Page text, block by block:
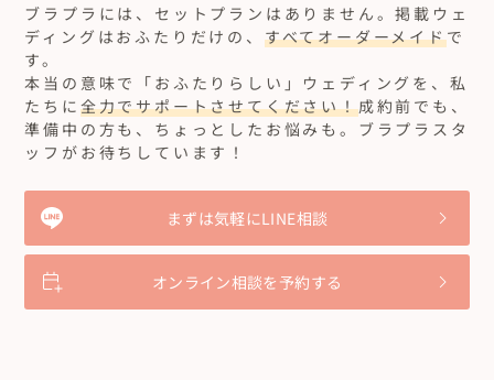
ブラプラには、セットプランはありません。掲載ウェ
ディングはおふたりだけの、 すべてオーダーメイドで
す。
本当の意味で「おふたりらしい」ウェディングを、私
たちに 全力でサポートさせてください！成約前でも、
準備中の方も、ちょっとしたお悩みも。ブラプラスタ
ッフがお待ちしています！
まずは気軽にLINE相談
オンライン相談を予約する